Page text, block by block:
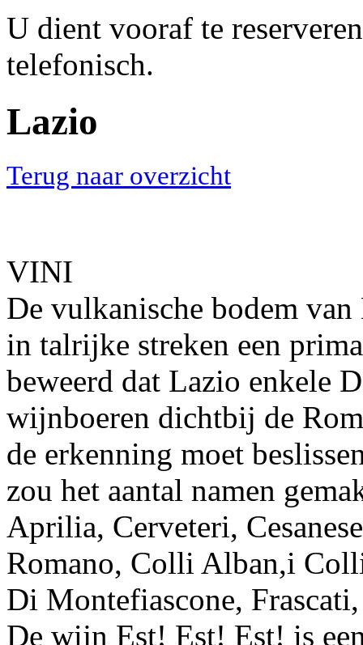
U dient vooraf te
telefonisch.
Lazio
Terug naar overzicht
VINI
De vulkanische bodem
in talrijke streken een
beweerd dat Lazio enkele
wijnboeren dichtbij de
de erkenning moet
zou het aantal namen
Aprilia, Cerveteri,
Romano, Colli Alban,i
Di Montefiascone,
De wijn Est! Est! Est! is